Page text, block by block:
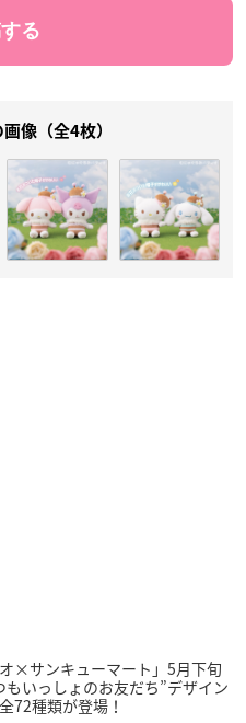
像（全4枚）
オ×サンキューマート」5月下旬
もいっしょのお友だち”デザイン
72種類が登場！